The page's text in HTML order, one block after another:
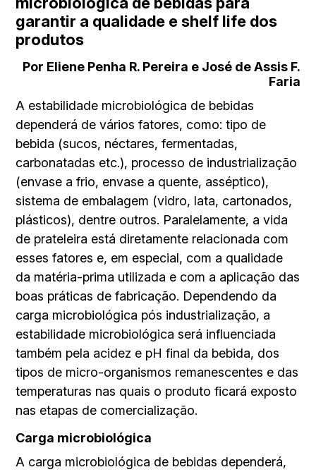
garantir a qualidade e shelf life dos
produtos
Por Eliene Penha R. Pereira e José de Assis F.
Faria
A estabilidade microbiológica de bebidas
dependerá de vários fatores, como: tipo de
bebida (sucos, néctares, fermentadas,
carbonatadas etc.), processo de industrialização
(envase a frio, envase a quente, asséptico),
sistema de embalagem (vidro, lata, cartonados,
plásticos), dentre outros. Paralelamente, a vida
de prateleira está diretamente relacionada com
esses fatores e, em especial, com a qualidade
da matéria-prima utilizada e com a aplicação das
boas práticas de fabricação. Dependendo da
carga microbiológica pós industrialização, a
estabilidade microbiológica será influenciada
também pela acidez e pH final da bebida, dos
tipos de micro-organismos remanescentes e das
temperaturas nas quais o produto ficará exposto
nas etapas de comercialização.
Carga microbiológica
A carga microbiológica de bebidas dependerá,